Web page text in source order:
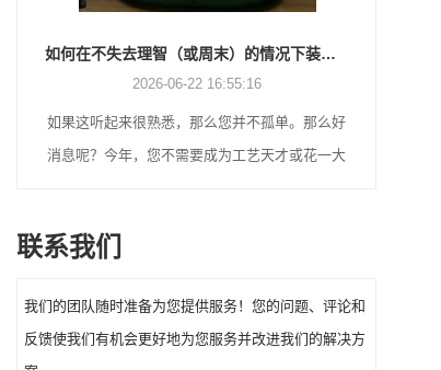
2026-06-18 17:18:38
许多节日买家正在回归怀旧的圣诞装饰，同时仍
在寻找实用的户外展示解决方案。从老式吹塑圣
诞老人装饰可以显着影响假日销售和消费者满意
联系我们
我们的团队随时准备为您提供服务！您的问题、评论和
反馈使我们有机会更好地为您服务并改进我们的解决方